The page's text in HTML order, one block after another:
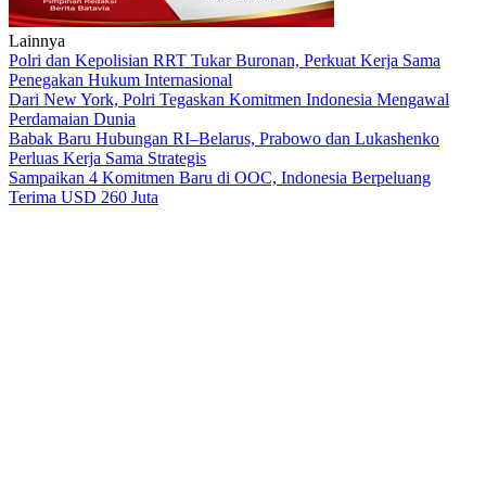
Lainnya
Polri dan Kepolisian RRT Tukar Buronan, Perkuat Kerja Sama
Penegakan Hukum Internasional
Dari New York, Polri Tegaskan Komitmen Indonesia Mengawal
Perdamaian Dunia
Babak Baru Hubungan RI–Belarus, Prabowo dan Lukashenko
Perluas Kerja Sama Strategis
Sampaikan 4 Komitmen Baru di OOC, Indonesia Berpeluang
Terima USD 260 Juta